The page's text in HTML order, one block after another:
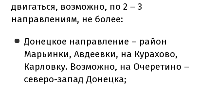
двигаться, возможно, по 2 – 3
направлениям, не более:
Донецкое направление – район
Марьинки, Авдеевки, на Курахово,
Карловку. Возможно, на Очеретино –
северо-запад Донецка;